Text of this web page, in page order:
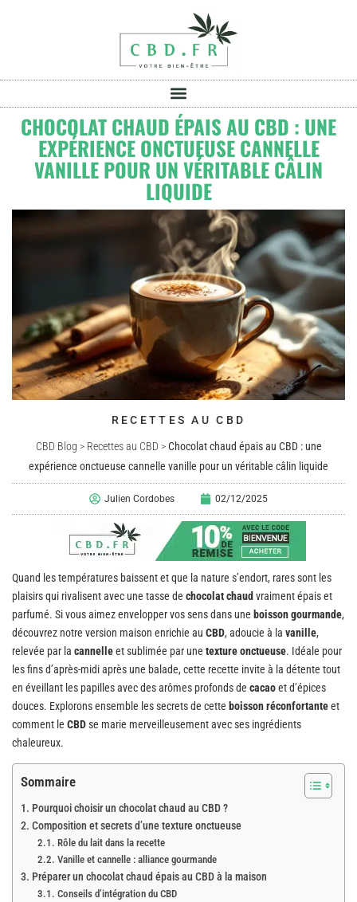
CHOCOLAT CHAUD ÉPAIS AU CBD : UNE
EXPÉRIENCE ONCTUEUSE CANNELLE
VANILLE POUR UN VÉRITABLE CÂLIN
LIQUIDE
RECETTES AU CBD
CBD Blog > Recettes au CBD >Chocolat chaud épais au CBD : une
expérience onctueuse cannelle vanille pour un véritable câlin liquide
Julien Cordobes 02/12/2025
Quand les températures baissent et que la nature s’endort, rares sont les
plaisirs qui rivalisent avec une tasse de chocolat chaud vraiment épais et
parfumé. Si vous aimez envelopper vos sens dans une boisson gourmande,
découvrez notre version maison enrichie au CBD, adoucie à la vanille,
relevée par la cannelleet sublimée par une texture onctueuse. Idéale pour
les fins d’après-midi après une balade, cette recette invite à la détente tout
en éveillant les papilles avec des arômes profonds de cacaoet d’épices
douces. Explorons ensemble les secrets de cette boisson réconfortanteet
comment le CBDse marie merveilleusement avec ses ingrédients
chaleureux.
Sommaire
Pourquoi choisir un chocolat chaud au CBD ?
Composition et secrets d’une texture onctueuse
Rôle du lait dans la recette
Vanille et cannelle : alliance gourmande
Préparer un chocolat chaud épais au CBD à la maison
Conseils d’intégration du CBD